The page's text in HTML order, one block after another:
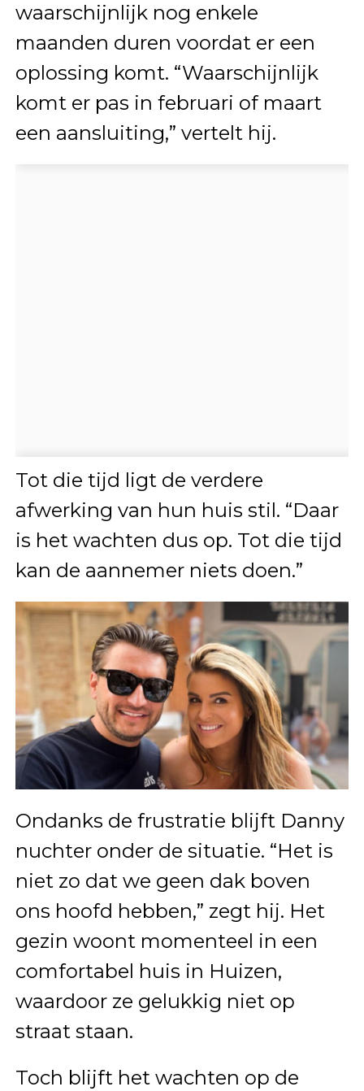
waarschijnlijk nog enkele
maanden duren voordat er een
oplossing komt. “Waarschijnlijk
komt er pas in februari of maart
een aansluiting,” vertelt hij.
Tot die tijd ligt de verdere
afwerking van hun huis stil. “Daar
is het wachten dus op. Tot die tijd
kan de aannemer niets doen.”
Ondanks de frustratie blijft Danny
nuchter onder de situatie. “Het is
niet zo dat we geen dak boven
ons hoofd hebben,” zegt hij. Het
gezin woont momenteel in een
comfortabel huis in Huizen,
waardoor ze gelukkig niet op
straat staan.
Toch blijft het wachten op de